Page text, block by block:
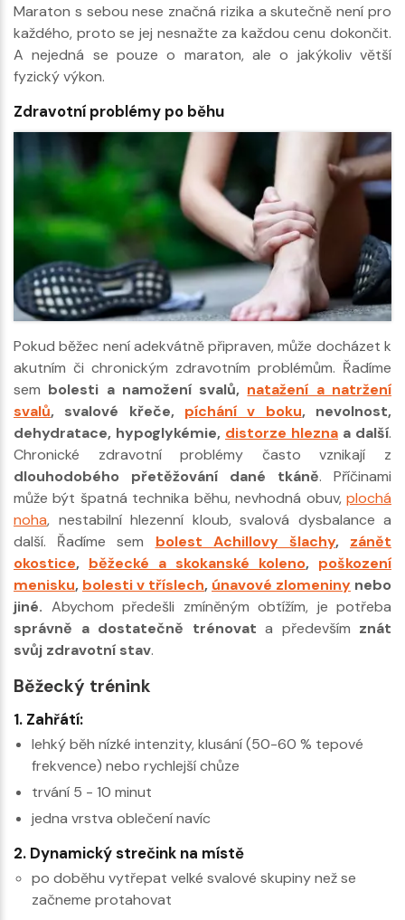
Maraton s sebou nese značná rizika a skutečně není pro
každého, proto se jej nesnažte za každou cenu dokončit.
A nejedná se pouze o maraton, ale o jakýkoliv větší
fyzický výkon.
Zdravotní problémy po běhu
Pokud běžec není adekvátně připraven, může docházet k
akutním či chronickým zdravotním problémům. Řadíme
sem bolesti a namožení svalů, natažení a natržení
svalů, svalové křeče, píchání v boku, nevolnost,
dehydratace, hypoglykémie, distorze hlezna a další.
Chronické zdravotní problémy často vznikají z
dlouhodobého přetěžování dané tkáně. Příčinami
může být špatná technika běhu, nevhodná obuv, plochá
noha, nestabilní hlezenní kloub, svalová dysbalance a
další. Řadíme sem
bolest Achillovy šlachy, zánět
okostice, běžecké a skokanské koleno, poškození
menisku, bolesti v tříslech, únavové zlomeniny nebo
jiné. Abychom předešli zmíněným obtížím, je potřeba
správně a dostatečně trénovat a především znát
svůj zdravotní stav.
Běžecký trénink
1. Zahřátí:
lehký běh nízké intenzity, klusání (50-60 % tepové
frekvence) nebo rychlejší chůze
trvání 5 - 10 minut
jedna vrstva oblečení navíc
2. Dynamický strečink na místě
po doběhu vytřepat velké svalové skupiny než se
začneme protahovat